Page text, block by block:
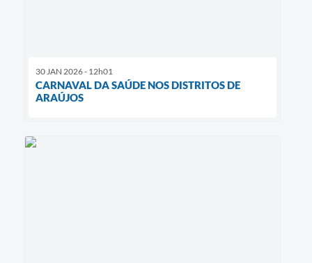
30 JAN 2026 - 12h01
CARNAVAL DA SAÚDE NOS DISTRITOS DE
ARAÚJOS